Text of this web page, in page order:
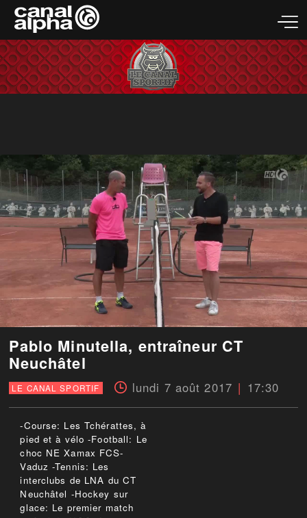
Pablo Minutella, entraîneur CT
Neuchâtel
LE CANAL SPORTIF lundi 7 août 2017 17:30
-Course: Les Tchérattes, à
pied et à vélo -Football: Le
choc NE Xamax FCS-
Vaduz -Tennis: Les
interclubs de LNA du CT
Neuchâtel -Hockey sur
glace: Le premier match